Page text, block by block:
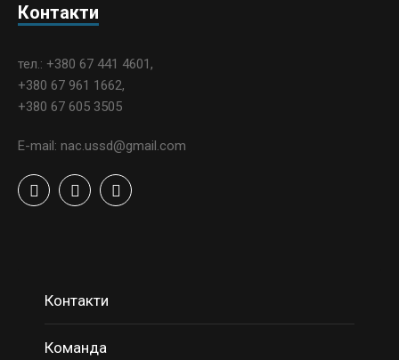
Контакти
тел.: +380 67 441 4601,
+380 67 961 1662,
+380 67 605 3505
E-mail: nac.ussd@gmail.com
Контакти
Команда